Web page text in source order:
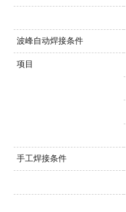
波峰自动焊接条件
项目
手工焊接条件